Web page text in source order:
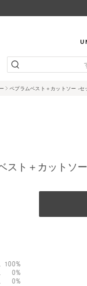
ペプラムベスト＋カットソー ‐
スト＋カットソ
100%
0%
0%